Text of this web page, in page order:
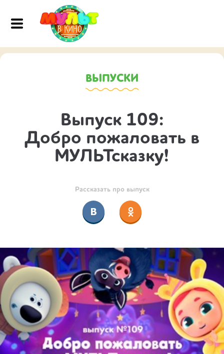
ВЫПУСКИ
Выпуск 109:
Добро пожаловать в
МУЛЬТсказку!
Рассказать про выпуск